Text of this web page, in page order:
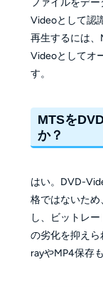
ファイルをデ
Videoとして認
再生するには、
Videoとしてオ
す。
MTSを
か？
はい。DVD-
格ではないた
し、ビットレ
の劣化を抑え
rayやMP4保存